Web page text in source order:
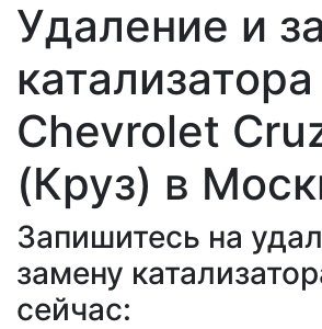
Удаление и
Сhevrolet
(Круз) в
Запишитесь на
замену
сейчас: